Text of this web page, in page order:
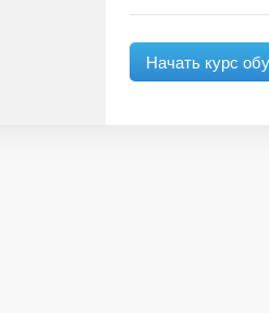
Начать курс